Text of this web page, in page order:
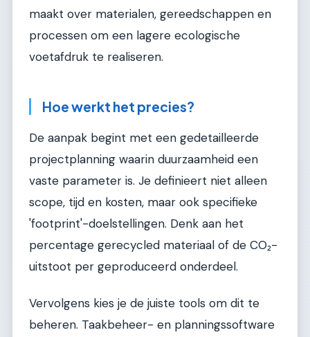
maakt over materialen, gereedschappen en
processen om een lagere ecologische
voetafdruk te realiseren.
Hoe werkt het precies?
De aanpak begint met een gedetailleerde
projectplanning waarin duurzaamheid een
vaste parameter is. Je definieert niet alleen
scope, tijd en kosten, maar ook specifieke
'footprint'-doelstellingen. Denk aan het
percentage gerecycled materiaal of de CO₂-
uitstoot per geproduceerd onderdeel.
Vervolgens kies je de juiste tools om dit te
beheren. Taakbeheer- en planningssoftware